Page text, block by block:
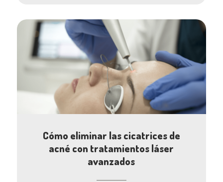
Cómo eliminar las cicatrices de
acné con tratamientos láser
avanzados